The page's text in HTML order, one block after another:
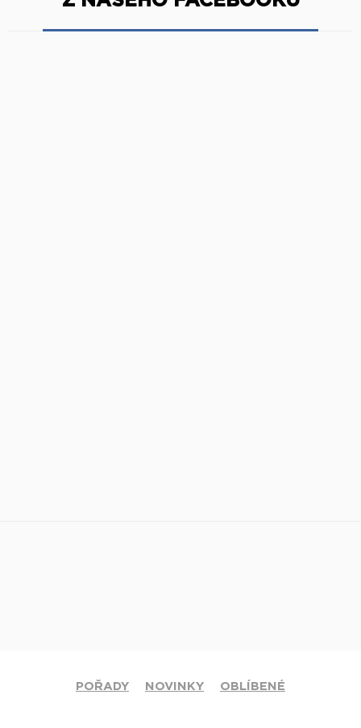
POŘADY NOVINKY OBLÍBENÉ